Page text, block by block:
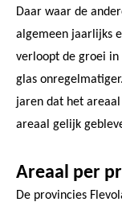
Daar waar de
algemeen jaarlijks
verloopt de groei in
glas
jaren dat het
areaal gelijk
Areaal per
De provincies